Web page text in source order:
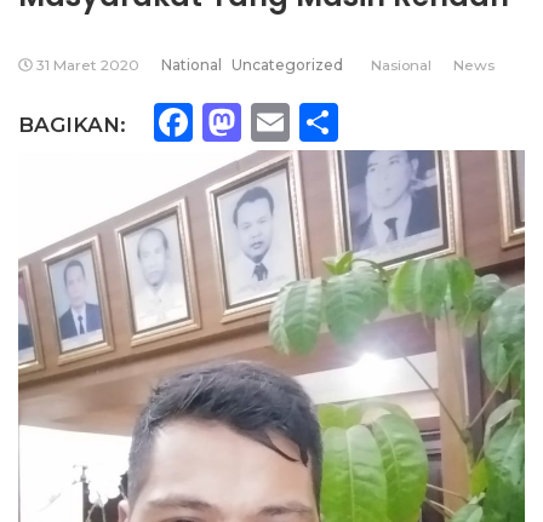
31 Maret 2020 National Uncategorized Nasional News
BAGIKAN: Facebook
Mastodon
Email